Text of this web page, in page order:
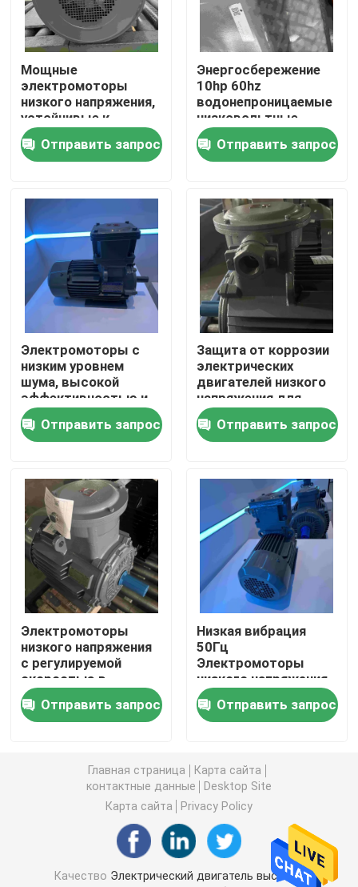
Дом
Продукты
Видео
О нас
Путешествие фабрики
Проверка качества
Свяжитесь мы
Спросите цитату
Электрические двигатели одиночной фазы
Трехфазные электрические двигатели
Средний мотор индукции напряжения тока
Высоковольтные моторы индукции
Взрывозащищенные электрические двигатели
Электрические двигатели DC
Электрический двигатель переменной скорости
Мощные
электромоторы
низкого напряжения,
устойчивые к
взрывам, в воздухе
с взрывчатым
воздухом
Отправить запрос
Энергосбережение
10hp 60hz
водонепроницаемые
низковольтные
электрические
моторы
Отправить запрос
Электромоторы с
низким уровнем
шума, высокой
эффективностью и
низким напряжением
с сертификатом CE
Отправить запрос
Защита от коррозии
электрических
двигателей низкого
напряжения для
электрических
вилочных
погрузчиков
Отправить запрос
Электромоторы
низкого напряжения
с регулируемой
скоростью в
трехфазном режиме
для упаковочных
машин
Отправить запрос
Низкая вибрация
50Гц
Электромоторы
низкого напряжения
водонепроницаемые
Отправить запрос
Главная страница
Карта сайта
контактные данные
Desktop Site
Карта сайта
Privacy Policy
Качество Электрический двигатель высокой